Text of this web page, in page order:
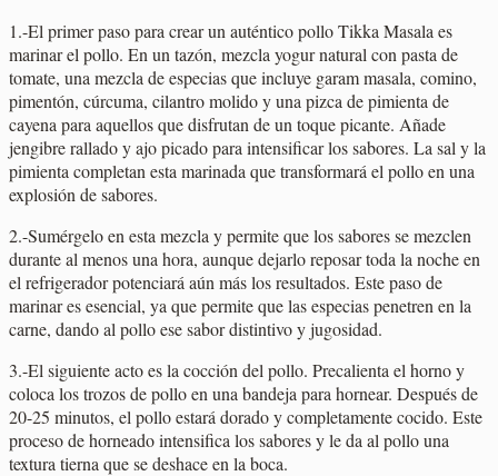
1.-El primer paso para crear un auténtico pollo Tikka Masala es
marinar el pollo. En un tazón, mezcla yogur natural con pasta de
tomate, una mezcla de especias que incluye garam masala, comino,
pimentón, cúrcuma, cilantro molido y una pizca de pimienta de
cayena para aquellos que disfrutan de un toque picante. Añade
jengibre rallado y ajo picado para intensificar los sabores. La sal y la
pimienta completan esta marinada que transformará el pollo en una
explosión de sabores.
2.-Sumérgelo en esta mezcla y permite que los sabores se mezclen
durante al menos una hora, aunque dejarlo reposar toda la noche en
el refrigerador potenciará aún más los resultados. Este paso de
marinar es esencial, ya que permite que las especias penetren en la
carne, dando al pollo ese sabor distintivo y jugosidad.
3.-El siguiente acto es la cocción del pollo. Precalienta el horno y
coloca los trozos de pollo en una bandeja para hornear. Después de
20-25 minutos, el pollo estará dorado y completamente cocido. Este
proceso de horneado intensifica los sabores y le da al pollo una
textura tierna que se deshace en la boca.